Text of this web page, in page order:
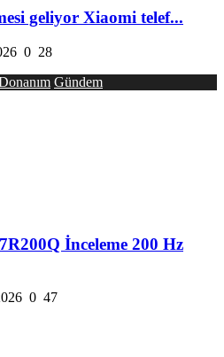
geliyor Xiaomi telef...
0 28
Gündem
İnceleme 200 Hz
0 47